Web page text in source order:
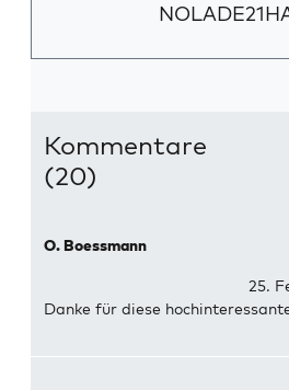
Kommentare
(20)
O. Boessmann
25.
Danke für diese